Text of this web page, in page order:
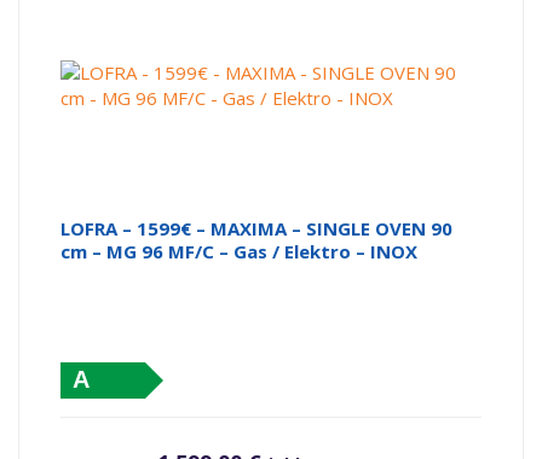
LOFRA – 1599€ – MAXIMA – SINGLE OVEN 90
cm – MG 96 MF/C – Gas / Elektro – INOX
A